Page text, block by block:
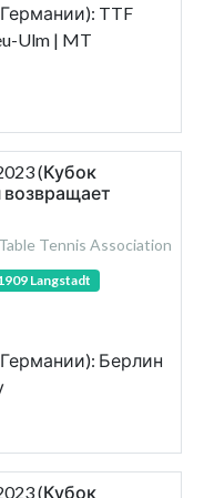
TTF
Ulm | MT
(Кубок
Tennis Association
Langstadt
Берлин
(Кубок